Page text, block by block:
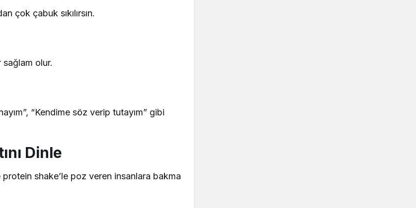
çok çabuk sıkılırsın.
olur.
“Kendime söz verip tutayım” gibi
Dinle
shake’le poz veren insanlara bakma